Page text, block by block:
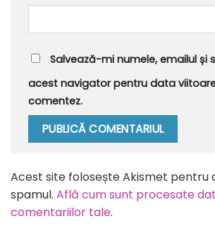
Salvează-mi numele, emailul și
acest navigator pentru data
comentez.
Acest site folosește Akismet pentru
spamul. Află cum sunt procesate
comentariilor tale.